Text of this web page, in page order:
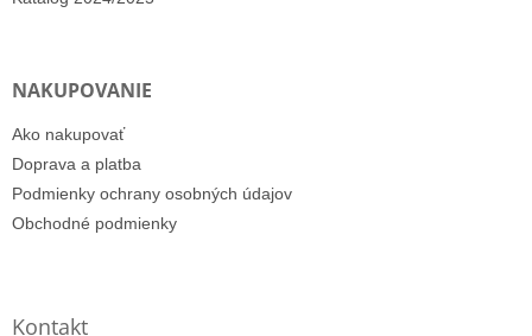
NAKUPOVANIE
Ako nakupovať
Doprava a platba
Podmienky ochrany osobných údajov
Obchodné podmienky
Kontakt